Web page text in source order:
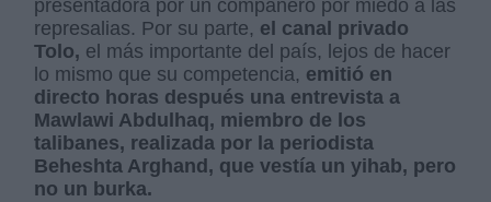
presentadora por un compañero por miedo a las
represalias. Por su parte, el canal privado
Tolo, el más importante del país, lejos de hacer
lo mismo que su competencia, emitió en
directo horas después una entrevista a
Mawlawi Abdulhaq, miembro de los
talibanes, realizada por la periodista
Beheshta Arghand, que vestía un yihab, pero
no un burka.